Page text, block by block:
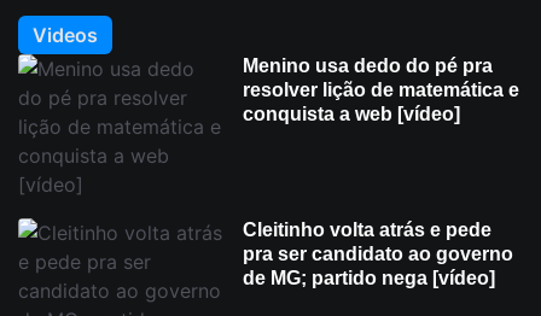
Videos
Menino usa dedo do pé pra
resolver lição de matemática e
conquista a web [vídeo]
Cleitinho volta atrás e pede
pra ser candidato ao governo
de MG; partido nega [vídeo]